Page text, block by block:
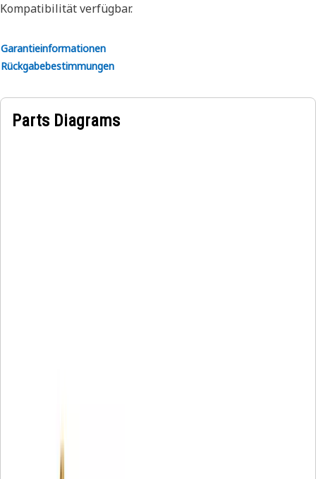
Kompatibilität verfügbar.
Garantieinformationen
Rückgabebestimmungen
Parts Diagrams